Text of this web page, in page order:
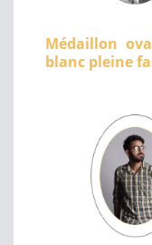
Médaillon
blanc pleine